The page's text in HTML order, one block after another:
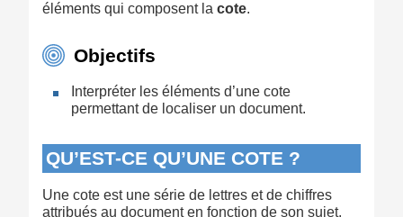
éléments qui composent la cote.
Objectifs
Interpréter les éléments d’une cote
permettant de localiser un document.
QU’EST-CE QU’UNE COTE ?
Une cote est une série de lettres et de chiffres
attribués au document en fonction de son sujet.